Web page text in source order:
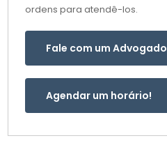
ordens para atendê-los.
Fale com um Advogado
Agendar um horário!